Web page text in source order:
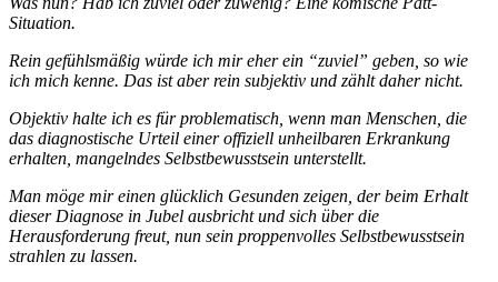
Situation.
Rein gefühlsmäßig würde ich mir eher ein “zuviel” geben, so wie
ich mich kenne. Das ist aber rein subjektiv und zählt daher nicht.
Objektiv halte ich es für problematisch, wenn man Menschen, die
das diagnostische Urteil einer offiziell unheilbaren Erkrankung
erhalten, mangelndes Selbstbewusstsein unterstellt.
Man möge mir einen glücklich Gesunden zeigen, der beim Erhalt
dieser Diagnose in Jubel ausbricht und sich über die
Herausforderung freut, nun sein proppenvolles Selbstbewusstsein
strahlen zu lassen.